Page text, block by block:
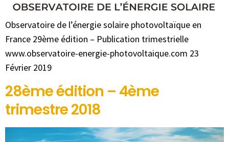
Observatoire de l’énergie solaire photovoltaïque en
France 29ème édition – Publication trimestrielle
www.observatoire-energie-photovoltaique.com 23
Février 2019
28ème édition – 4ème
trimestre 2018